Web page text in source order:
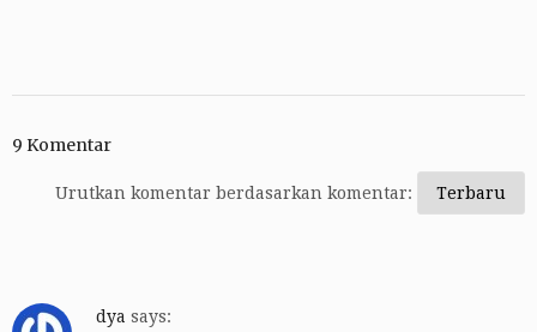
9 Komentar
Urutkan komentar berdasarkan komentar:
dya says: